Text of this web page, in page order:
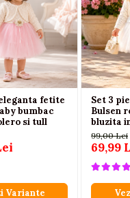
fetite
bumbac
si tull
Variante
Set 3
Bulsen
bluzita
jerseu
bumbac
99,00 Lei
69,99